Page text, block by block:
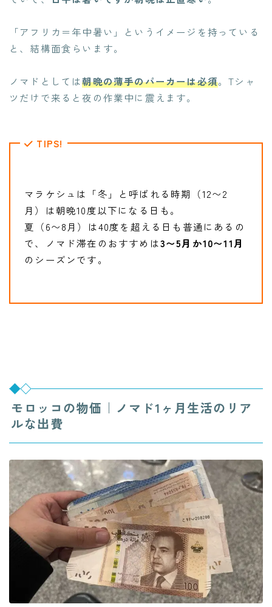
「アフリカ＝年中暑い」というイメージを持っている
と、結構面食らいます。
ノマドとしては朝晩の薄手のパーカーは必須。Tシャ
ツだけで来ると夜の作業中に震えます。
TIPS!
マラケシュは「冬」と呼ばれる時期（12〜2
月）は朝晩10度以下になる日も。
夏（6〜8月）は40度を超える日も普通にあるの
で、ノマド滞在のおすすめは3〜5月か10〜11月
のシーズンです。
モロッコの物価｜ノマド1ヶ月生活のリア
ルな出費